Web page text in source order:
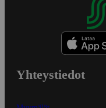
Yhteystiedot